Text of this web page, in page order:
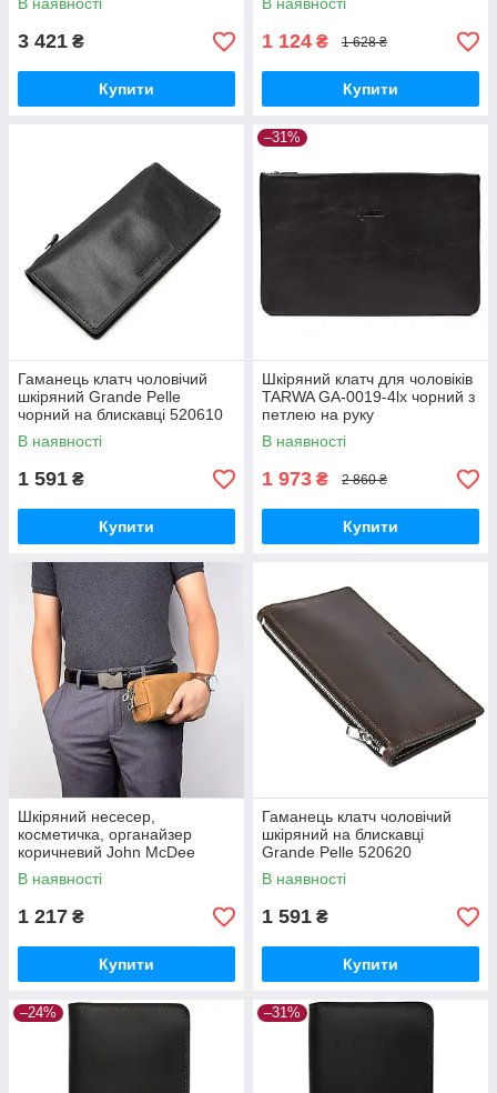
3 421 ₴
Купити
1 124 ₴ 1 628 ₴
Купити
Гаманець клатч чоловічий
шкіряний Grande Pelle
чорний на блискавці 520610
В наявності
1 591 ₴
Купити
–31%
Шкіряний клатч для чоловіків
TARWA GA-0019-4lx чорний з
петлею на руку
В наявності
1 973 ₴ 2 860 ₴
Купити
Шкіряний несесер,
косметичка, органайзер
коричневий John McDee
C013B
В наявності
1 217 ₴
Купити
Гаманець клатч чоловічий
шкіряний на блискавці
Grande Pelle 520620
В наявності
1 591 ₴
Купити
–24% –31%